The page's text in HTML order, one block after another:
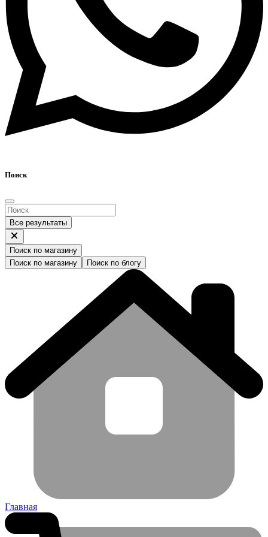
Поиск
Все результаты
Поиск по магазину
Поиск по магазину
Поиск по блогу
Главная